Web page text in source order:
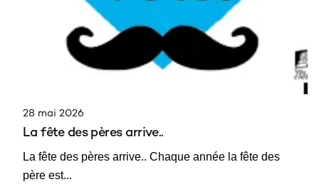
28 mai 2026
La fête des pères arrive..
La fête des pères arrive.. Chaque année la fête des
père est...